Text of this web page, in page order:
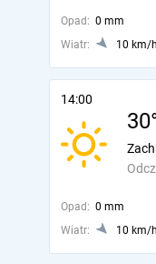
Opad: 0 mm
Wiatr:
10 km/h
14:00
Opad: 0 mm
Wiatr:
10 km/h